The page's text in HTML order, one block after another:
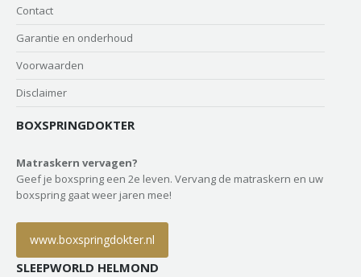
Contact
Garantie en onderhoud
Voorwaarden
Disclaimer
BOXSPRINGDOKTER
Matraskern vervagen?
Geef je boxspring een 2e leven. Vervang de matraskern en uw
boxspring gaat weer jaren mee!
www.boxspringdokter.nl
SLEEPWORLD HELMOND